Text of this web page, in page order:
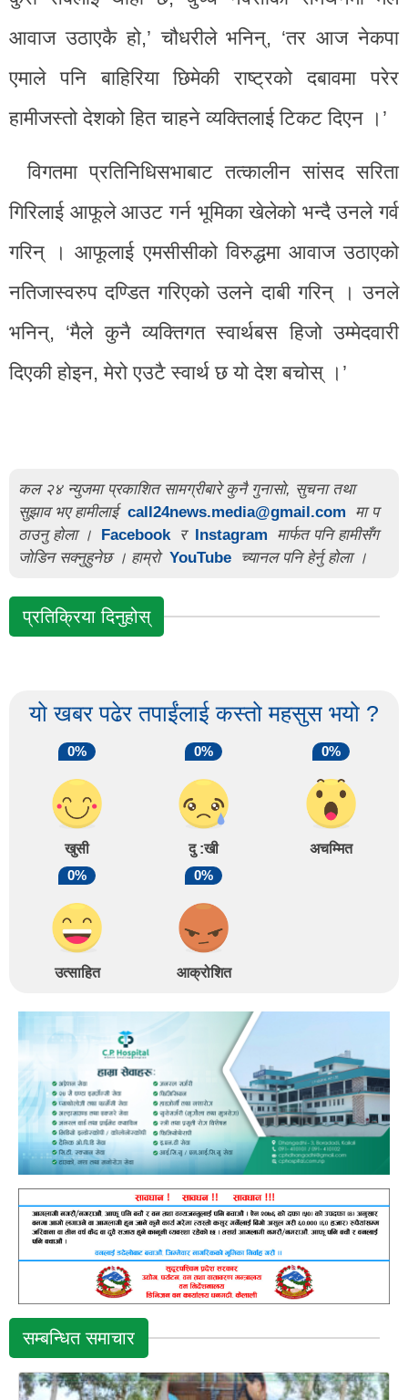
आवाज उठाएकै हो,’ चौधरीले भनिन्, ‘तर आज नेकपा
एमाले पनि बाहिरिया छिमेकी राष्ट्रको दबावमा परेर
हामीजस्तो देशको हित चाहने व्यक्तिलाई टिकट दिएन ।’
विगतमा प्रतिनिधिसभाबाट तत्कालीन सांसद सरिता
गिरिलाई आफूले आउट गर्न भूमिका खेलेको भन्दै उनले गर्व
गरिन् । आफूलाई एमसीसीको विरुद्धमा आवाज उठाएको
नतिजास्वरुप दण्डित गरिएको उलने दाबी गरिन् । उनले
भनिन्, ‘मैले कुनै व्यक्तिगत स्वार्थबस हिजो उम्मेदवारी
दिएकी होइन, मेरो एउटै स्वार्थ छ यो देश बचोस् ।’
कल २४ न्युजमा प्रकाशित सामग्रीबारे कुनै गुनासो, सुचना तथा
सुझाव भए हामीलाई call24news.media@gmail.com
मा प
ठाउनु होला ।
Facebook र Instagram
मार्फत पनि हामीसँग
जोडिन सक्नुहुनेछ । हाम्रो YouTube च्यानल पनि हेर्नु होला ।
प्रतिक्रिया दिनुहोस्
यो खबर पढेर तपाईंलाई कस्तो महसुस भयो ?
0%
खुसी
0%
दु :खी
0%
अचम्मित
0%
उत्साहित
0%
आक्रोशित
सम्बन्धित समाचार